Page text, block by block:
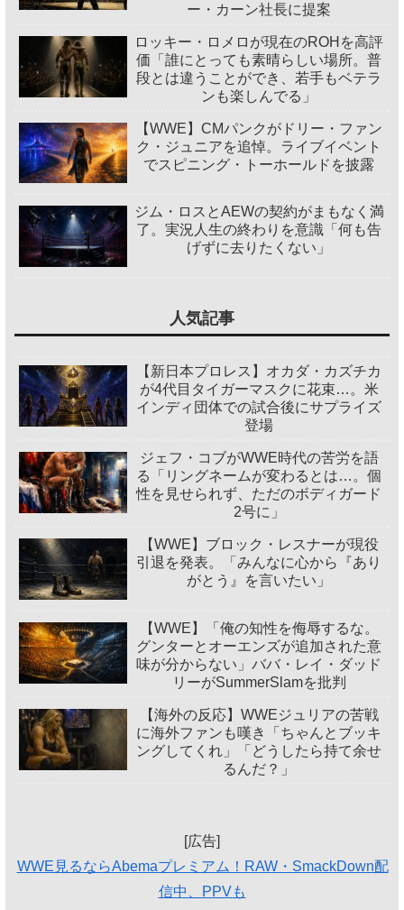
ー・カーン社長に提案
ロッキー・ロメロが現在のROHを高評
価「誰にとっても素晴らしい場所。普
段とは違うことができ、若手もベテラ
ンも楽しんでる」
【WWE】CMパンクがドリー・ファン
ク・ジュニアを追悼。ライブイベント
でスピニング・トーホールドを披露
ジム・ロスとAEWの契約がまもなく満
了。実況人生の終わりを意識「何も告
げずに去りたくない」
人気記事
【新日本プロレス】オカダ・カズチカ
が4代目タイガーマスクに花束…。米
インディ団体での試合後にサプライズ
登場
ジェフ・コブがWWE時代の苦労を語
る「リングネームが変わるとは…。個
性を見せられず、ただのボディガード
2号に」
【WWE】ブロック・レスナーが現役
引退を発表。「みんなに心から『あり
がとう』を言いたい」
【WWE】「俺の知性を侮辱するな。
グンターとオーエンズが追加された意
味が分からない」ババ・レイ・ダッド
リーがSummerSlamを批判
【海外の反応】WWEジュリアの苦戦
に海外ファンも嘆き「ちゃんとブッキ
ングしてくれ」「どうしたら持て余せ
るんだ？」
[広告]
WWE見るならAbemaプレミアム！RAW・SmackDown配
信中、PPVも